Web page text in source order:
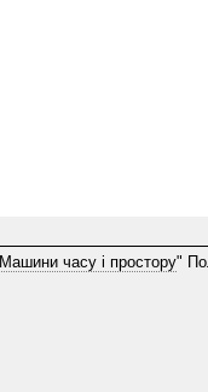
Машини часу і простору"